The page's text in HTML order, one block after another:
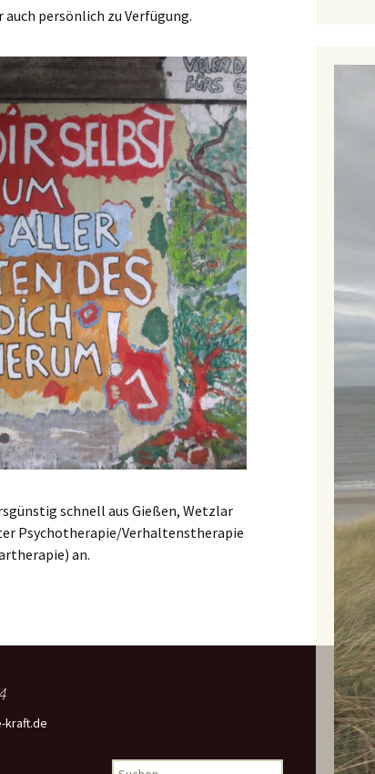
persönlich zu Verfügung.
schnell aus Gießen, Wetzlar
Psychotherapie/Verhaltenstherapie
an.
kraft.de
Suchen